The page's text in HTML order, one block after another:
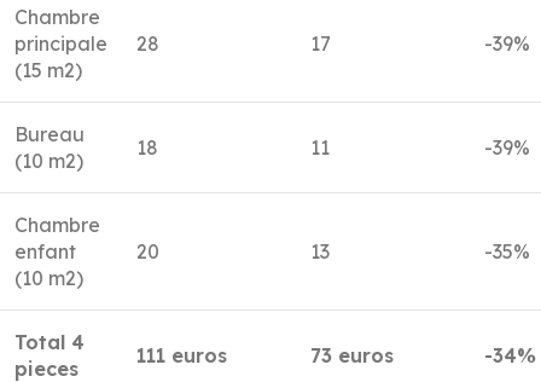
Chambre
principale
(15 m2)
28 17 -39%
Bureau
(10 m2)
18 11 -39%
Chambre
enfant
(10 m2)
20 13 -35%
Total 4
pieces
111 euros 73 euros -34%